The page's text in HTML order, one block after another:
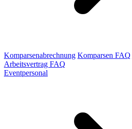
Komparsenabrechnung Komparsen FAQ
Arbeitsvertrag FAQ
Eventpersonal